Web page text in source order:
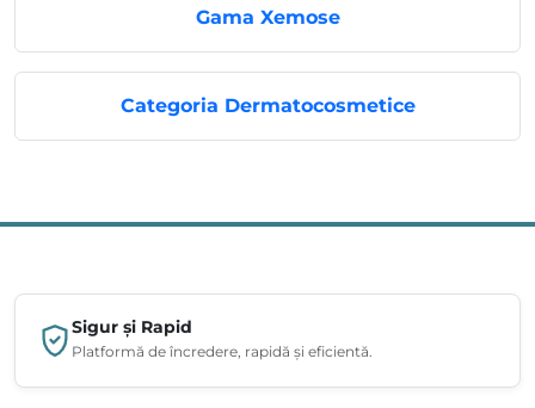
Gama Xemose
Categoria Dermatocosmetice
Sigur și Rapid
Platformă de încredere, rapidă și eficientă.